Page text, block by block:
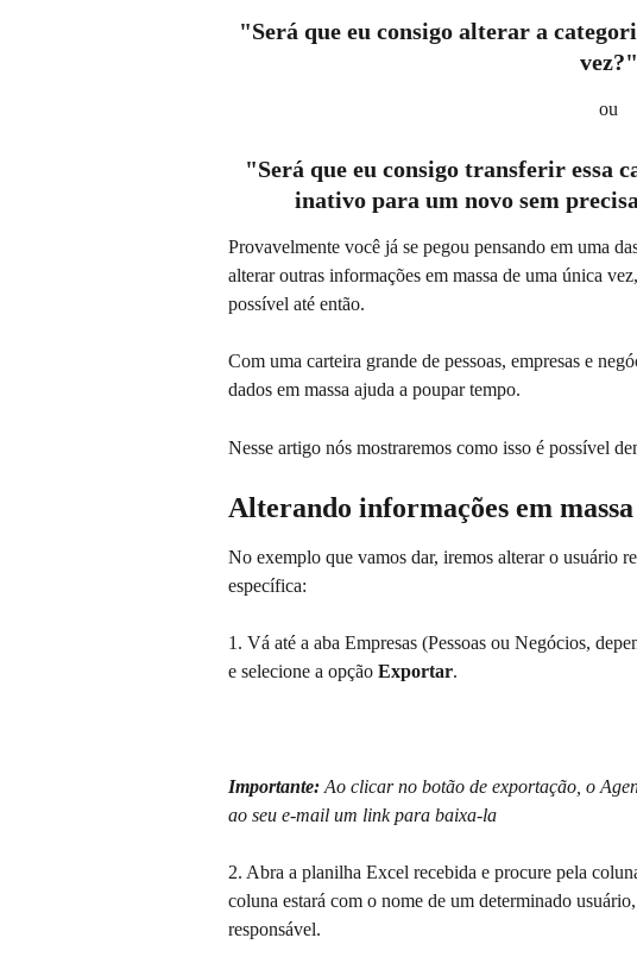
"Será que eu consigo alterar a
vez?"
ou
"Será que eu consigo transferir essa
inativo para um novo sem
Provavelmente você já se pegou pensando em uma
alterar outras informações em massa de uma única
possível até então.
Com uma carteira grande de pessoas, empresas e
dados em massa ajuda a poupar tempo.
Nesse artigo nós mostraremos como isso é possível
Alterando informações em massa
No exemplo que vamos dar, iremos alterar o usuário
específica:
1. Vá até a aba Empresas (Pessoas ou Negócios,
e selecione a opção Exportar.
Importante: Ao clicar no botão de exportação, o
ao seu e-mail um link para baixa-la
2. Abra a planilha Excel recebida e procure pela
coluna estará com o nome de um determinado
responsável.